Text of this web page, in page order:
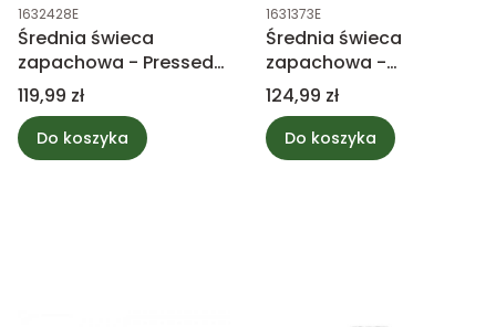
Kod produktu
1632428E
Średnia świeca
zapachowa - Pressed
Blooms & Patchouli -
WoodWick
Cena
119,99 zł
Do koszyka
Kod produktu
1631373E
Średnia świeca
zapachowa -
TWINKLING LIGHTS -
Yankee Candle
Cena
124,99 zł
Do koszyka